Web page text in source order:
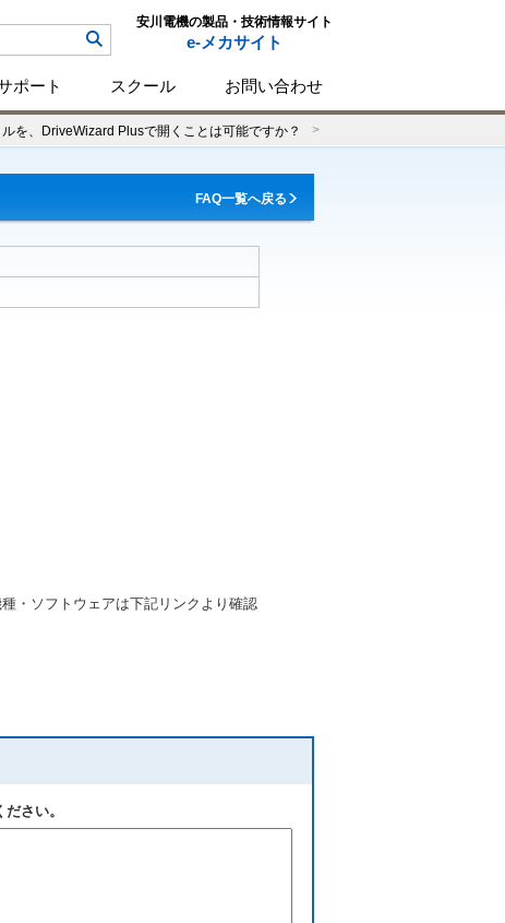
安川電機の製品・技術情報サイト
e-メカサイト
ポート スクール お問い合わせ
を、DriveWizard Plusで開くことは可能ですか？
FAQ一覧へ戻る
・ソフトウェアは下記リンクより確認
さい。